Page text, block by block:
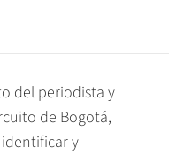
del periodista y
de Bogotá,
y